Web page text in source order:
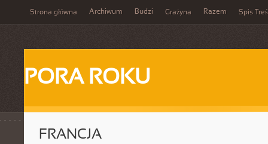
Strona główna Archiwum Budzi Grażyna Razem Spis
PORA ROKU
FRANCJA